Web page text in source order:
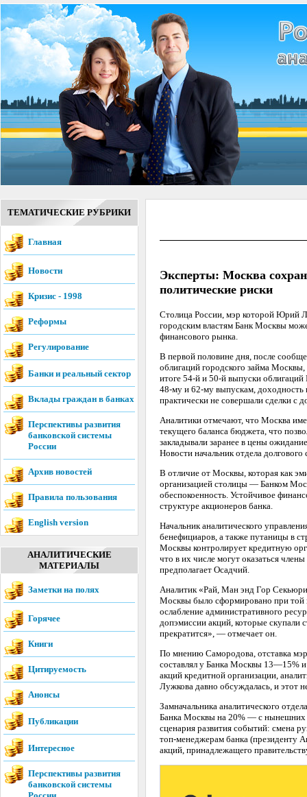
ТЕМАТИЧЕСКИЕ РУБРИКИ
Главная
Новости
Кризис - 1998
Реформы
Регулирование
Банки и реальный сектор
Вклады граждан в банках
Перспективы развития
банковской системы
России
Архив новостей
Правила пользования
English version
АНАЛИТИЧЕСКИЕ
МАТЕРИАЛЫ
Заметки на полях
Горячее
Книги
Цитируемость
Анонсы
Публикации
Интересное
Перспективы развития
банковской системы
Эксперты: Москва
политические риски
Столица России, мэр которой Юрий
городским властям Банк Москвы
финансового рынка.
В первой половине дня, после
облигаций городского займа
итоге 54-й и 50-й выпуски
48-му и 62-му выпускам, доходность
практически не совершали сделки с
Аналитики отмечают, что Москва
текущего баланса бюджета, что
закладывали заранее в цены
Новости начальник отдела
В отличие от Москвы, которая как
организацией столицы — Банком
обеспокоенность. Устойчивое
структуре акционеров банка.
Начальник аналитического
бенефициаров, а также путаницы в
Москвы контролирует кредитную
что в их числе могут оказаться
предполагает Осадчий.
Аналитик «Рай, Ман энд Гор
Москвы было сформировано при той
ослабление административного
допэмиссии акций, которые скупали
прекратится», — отмечает он.
По мнению Самородова, отставка
составлял у Банка Москвы 13—15%
акций кредитной организации,
Лужкова давно обсуждалась, и этот
Замначальника аналитического
Банка Москвы на 20% — с нынешних
сценария развития событий: смена
топ-менеджерам банка (президенту
акций, принадлежащего